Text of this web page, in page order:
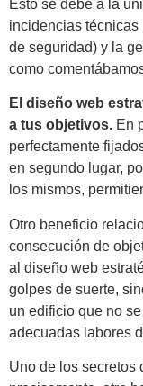
Esto se debe a la
incidencias técnicas
de seguridad) y la
como
El diseño web
a tus objetivos. En
perfectamente
en segundo lugar,
los mismos,
Otro beneficio
consecución de
al diseño web
golpes de suerte,
un edificio que no
adecuadas labores
Uno de los secretos